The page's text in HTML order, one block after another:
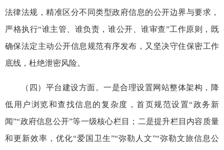
法律法规，精准区分不同类型政府信息的公开边界与要求，
严格执行“谁主管、谁负责，谁公开、谁审查”工作原则，既
确保法定主动公开信息规范有序发布，又坚决守住保密工作
底线，杜绝泄密风险。
（四）平台建设方面。一是合理设置网站整体架构，降
低用户浏览和查找信息的复杂度，首页规范设置“政务新
闻”“政府信息公开”等一级核心栏目；二是提升栏目内容质量
和更新效率，优化“爱国卫生”“弥勒人文”“弥勒文旅信息公